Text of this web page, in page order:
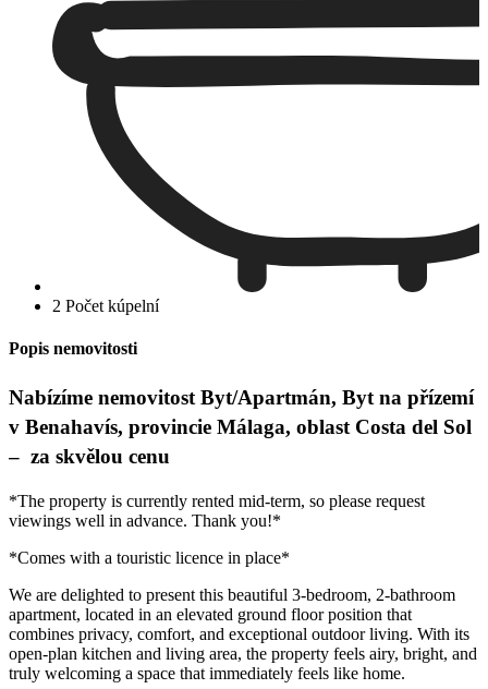
2 Počet kúpelní
Popis nemovitosti
Nabízíme nemovitost Byt/Apartmán, Byt na přízemí
v Benahavís, provincie Málaga, oblast Costa del Sol
– za skvělou cenu
CS EN DE PL SK ES
viewings well in advance. Thank you!*
*Comes with a touristic licence in place*
We are delighted to present this beautiful 3-bedroom, 2-bathroom
apartment, located in an elevated ground floor position that
combines privacy, comfort, and exceptional outdoor living. With its